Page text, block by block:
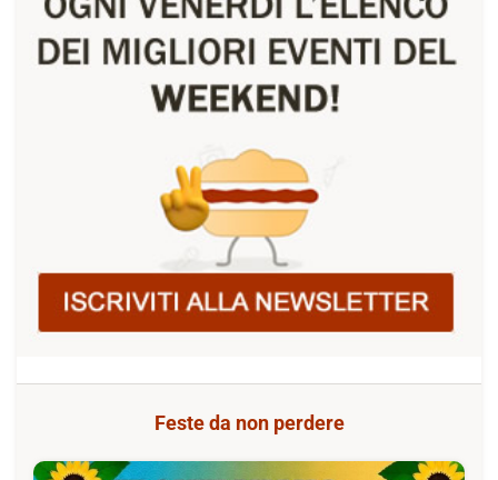
Feste da non perdere